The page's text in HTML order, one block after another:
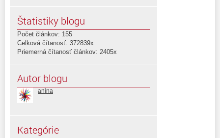
Štatistiky blogu
Počet článkov: 155
Celková čítanosť: 372839x
Priemerná čítanosť článkov: 2405x
Autor blogu
anina
Kategórie